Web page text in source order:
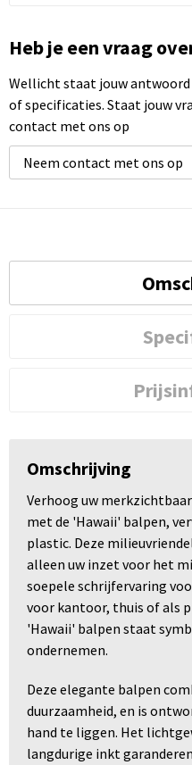
Heb je een vraag
Wellicht staat jouw
of specificaties. Staat jouw
contact met ons op
Neem contact met ons op
Omschrijving
Verhoog uw
met de 'Hawaii' balpen,
plastic. Deze
alleen uw inzet voor het
soepele schrijfervaring
voor kantoor, thuis of als
'Hawaii' balpen staat
ondernemen.
Deze elegante balpen
duurzaamheid, en is
hand te liggen. Het
langdurige inkt